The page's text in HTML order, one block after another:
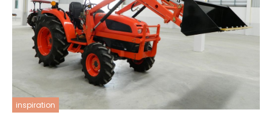
inspiration